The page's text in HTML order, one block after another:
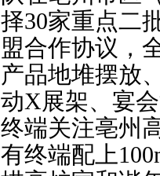
择30家重点二
盟合作协议，
产品地堆摆放
动X展架、宴
终端关注亳州
有终端配上